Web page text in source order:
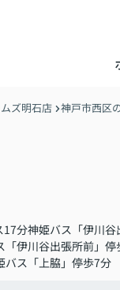
ズ明石店 神戸市西区
分神姫バス「伊川
伊川谷出張所前」停
バス「上脇」停歩7分